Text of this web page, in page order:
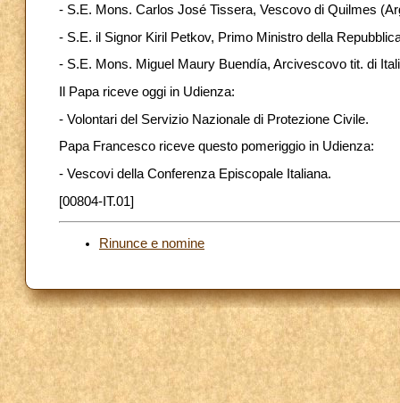
- S.E. Mons. Carlos José Tissera, Vescovo di Quilmes
- S.E. il Signor Kiril Petkov, Primo Ministro della
- S.E. Mons. Miguel Maury Buendía, Arcivescovo tit. di
Il Papa riceve oggi in Udienza:
- Volontari del Servizio Nazionale di Protezione Civile.
Papa Francesco riceve questo pomeriggio in Udienza:
- Vescovi della Conferenza Episcopale Italiana.
[00804-IT.01]
Rinunce e nomine